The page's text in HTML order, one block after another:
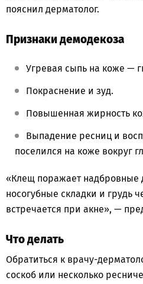
пояснил дерматолог.
Признаки демодекоза
Угревая сыпь на коже —
Покраснение и зуд.
Повышенная жирность
Выпадение ресниц и
поселился на коже вокруг
«Клещ поражает надбровные
носогубные складки и грудь
встречается при акне», —
Что делать
Обратиться к врачу-
соскоб или несколько